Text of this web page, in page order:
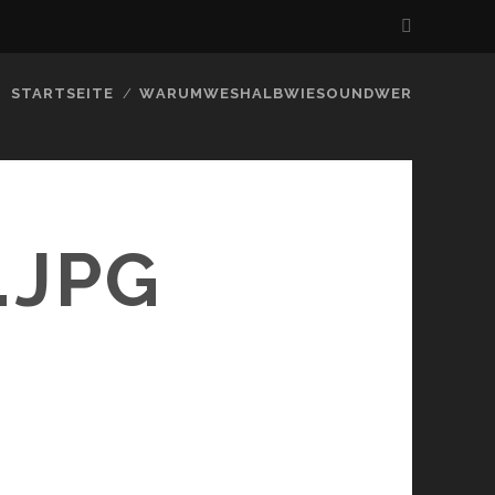
STARTSEITE WARUMWESHALBWIESOUNDWER